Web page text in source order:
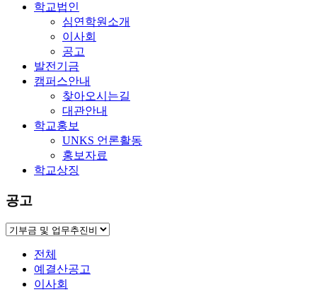
학교법인
심연학원소개
이사회
공고
발전기금
캠퍼스안내
찾아오시는길
대관안내
학교홍보
UNKS 언론활동
홍보자료
학교상징
공고
전체
예결산공고
이사회